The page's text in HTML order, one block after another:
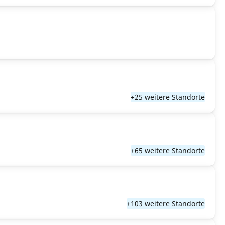
+25 weitere Standorte
+65 weitere Standorte
+103 weitere Standorte